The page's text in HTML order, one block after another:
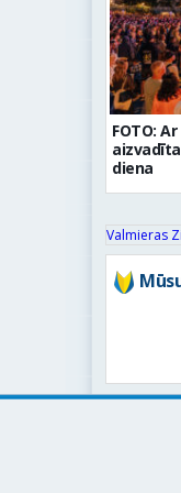
FOTO:
diena
Valmieras